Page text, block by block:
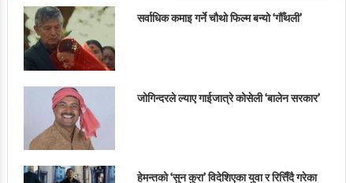
सर्वाधिक कमाइ गर्ने चौथो फिल्म बन्यो ‘गौँथली’
जोगिन्दरले ल्याए गाईजात्रे कोसेली ‘बालेन सरकार’
हेमन्तको ‘सुन कुरा’ विदेशिएका युवा र रित्तिँदै गरेका